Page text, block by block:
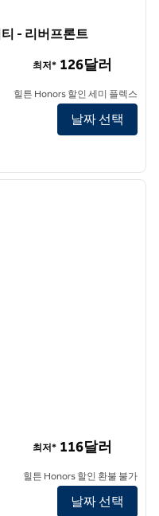
티 - 리버프론트
프론트의 호텔 정보 보기
최저* 126달러
힐튼 Honors 할인 세미 플렉스
날짜 선택
다음
보기
최저* 116달러
힐튼 Honors 할인 환불 불가
날짜 선택